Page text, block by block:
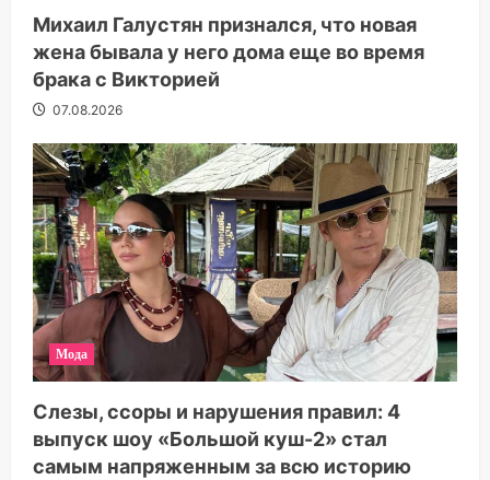
Михаил Галустян признался, что новая
жена бывала у него дома еще во время
брака с Викторией
07.08.2026
Мода
Слезы, ссоры и нарушения правил: 4
выпуск шоу «Большой куш-2» стал
самым напряженным за всю историю